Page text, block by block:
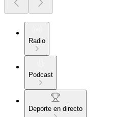
Radio
Podcast
Deporte en directo